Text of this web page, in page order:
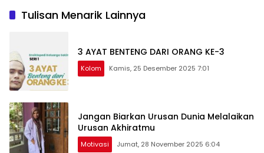
Tulisan Menarik Lainnya
3 AYAT BENTENG DARI ORANG KE-3
Kolom Kamis, 25 Desember 2025 7:01
Jangan Biarkan Urusan Dunia Melalaikan
Urusan Akhiratmu
Motivasi Jumat, 28 November 2025 6:04